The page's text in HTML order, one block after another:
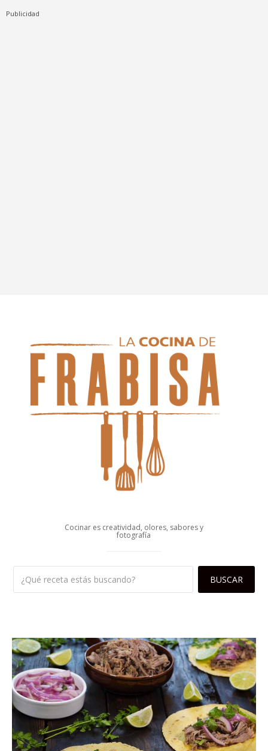
Publicidad
Cocinar es creatividad, olores, sabores y
fotografía